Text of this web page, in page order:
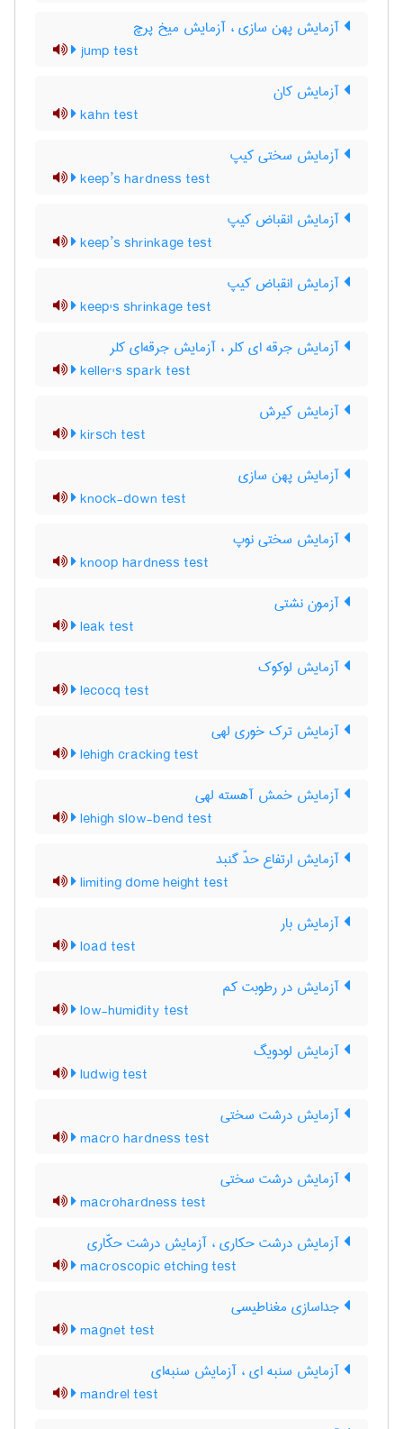
آزمایش پهن سازی ، آزمایش میخ پرچ
jump test
آزمایش کان
kahn test
آزمایش سختی کیپ
keep’s hardness test
آزمایش انقباض کیپ
keep’s shrinkage test
آزمایش انقباض کیپ
keep's shrinkage test
آزمایش جرقه ای کلر ، آزمایش جرقه‌ای کلر
keller's spark test
آزمایش کیرش
kirsch test
آزمایش پهن سازی
knock-down test
آزمایش سختی نوپ
knoop hardness test
آزمون نشتی
leak test
آزمایش لوکوک
lecocq test
آزمایش ترک خوری لهی
lehigh cracking test
آزمایش خمش آهسته لهی
lehigh slow-bend test
آزمایش ارتفاع حدّ گنبد
limiting dome height test
آزمایش بار
load test
آزمایش در رطوبت کم
low-humidity test
آزمایش لودویگ
ludwig test
آزمایش درشت سختی
macro hardness test
آزمایش درشت سختی
macrohardness test
آزمایش درشت حکاری ، آزمایش درشت حکّاری
macroscopic etching test
جداسازی مغناطیسی
magnet test
آزمایش سنبه ای ، آزمایش سنبه‌ای
mandrel test